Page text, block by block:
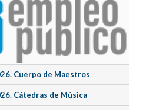
Cuerpo de Maestros
Cátedras de Música